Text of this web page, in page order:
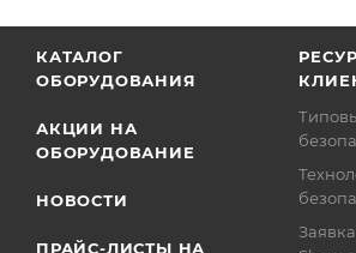
КАТАЛОГ
ОБОРУДОВАНИЯ
АКЦИИ НА
ОБОРУДОВАНИЕ
НОВОСТИ
ПРАЙС-ЛИСТЫ НА